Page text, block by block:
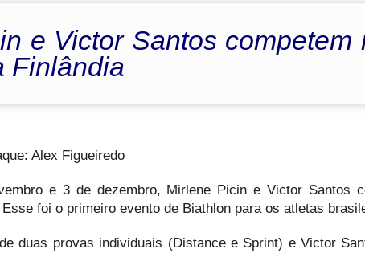
e Victor Santos competem
Finlândia
Alex Figueiredo
e 3 de dezembro, Mirlene Picin e Victor Santos
foi o primeiro evento de Biathlon para os atletas
duas provas individuais (Distance e Sprint) e Victor